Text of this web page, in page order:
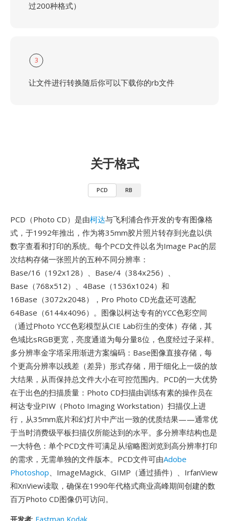
过200种格式）
3
让文件进行转换随后你可以下载你的rb文件
关于格式
PCD RB
PCD（Photo CD）是由柯达与飞利浦合作开发的专有图像格
式，于1992年推出，作为将35mm胶片照片转存到光盘以供
数字查看和打印的系统。每个PCD文件以名为Image Pac的层
次结构存储一张照片的五种不同分辨率：
Base/16（192x128）、Base/4（384x256）、
Base（768x512）、4Base（1536x1024）和
16Base（3072x2048），Pro Photo CD光盘还可选配
64Base（6144x4096）。图像以柯达专有的YCC色彩空间
（通过Photo YCC色彩模型从CIE Lab衍生的变体）存储，其
色域比sRGB更宽，亮度通道为每分量8位，色度经过子采样。
多分辨率金字塔采用渐进方案编码：Base图像直接存储，每
个更高分辨率以残差（差异）形式存储，用于细化上一级的放
大结果，从而保持总文件大小在可控范围内。PCD的一大优势
在于出色的扫描质量：Photo CD扫描由训练有素的操作员在
柯达专业PIW（Photo Imaging Workstation）扫描仪上进
行，从35mm底片和幻灯片中产出一致的优质结果——通常优
于当时消费级平板扫描仪所能达到的水平。多分辨率结构也是
一大特色：单个PCD文件可满足从缩略图浏览到高分辨率打印
的需求，无需单独的文件版本。PCD文件可由Adobe
Photoshop、ImageMagick、GIMP（通过插件）、IrfanView
和XnView读取，确保在1990年代格式商业高峰期间创建的数
百万Photo CD图像仍可访问。